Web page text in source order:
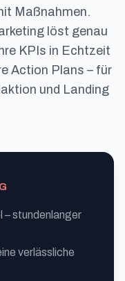
Maßnahmen.
löst genau
KPIs in Echtzeit
Action Plans – für
und Landing
– stundenlanger
verlässliche